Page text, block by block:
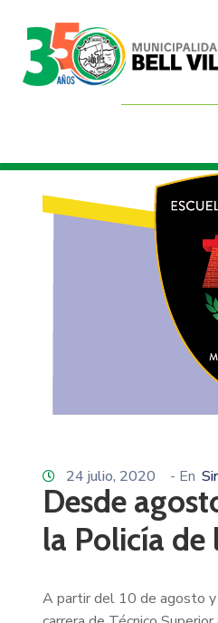
24 julio, 2020 - En
Desde
la Policía de
A partir del 10 de agosto y